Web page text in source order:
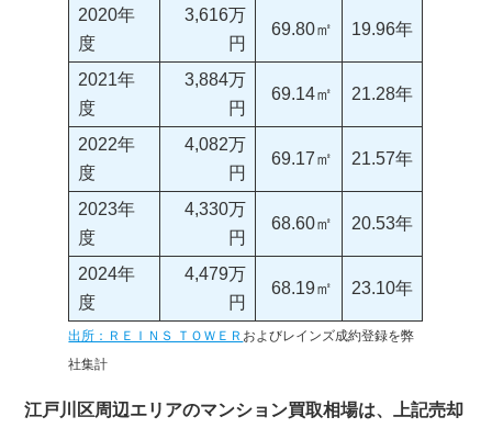
2020年
度
3,616万
円
69.80㎡ 19.96年
2021年
度
3,884万
円
69.14㎡ 21.28年
2022年
度
4,082万
円
69.17㎡ 21.57年
2023年
度
4,330万
円
68.60㎡ 20.53年
2024年
度
4,479万
円
68.19㎡ 23.10年
出所：ＲＥＩＮＳ ＴＯＷＥＲ およびレインズ成約登録を弊
社集計
江戸川区周辺エリアのマンション買取相場は、上記売却